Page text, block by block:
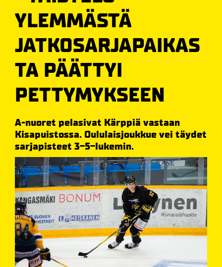
YLEMMÄSTÄ
JATKOSARJAPAIKAS
TA PÄÄTTYI
PETTYMYKSEEN
A-nuoret pelasivat Kärppiä vastaan
Kisapuistossa. Oululaisjoukkue vei täydet
sarjapisteet 3-5-lukemin.